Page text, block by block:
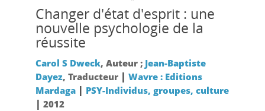
Changer d'état d'esprit : une
nouvelle psychologie de la
réussite
Carol S Dweck, Auteur ; Jean-Baptiste
Dayez, Traducteur | Wavre : Editions
Mardaga| PSY-Individus, groupes, culture
| 2012